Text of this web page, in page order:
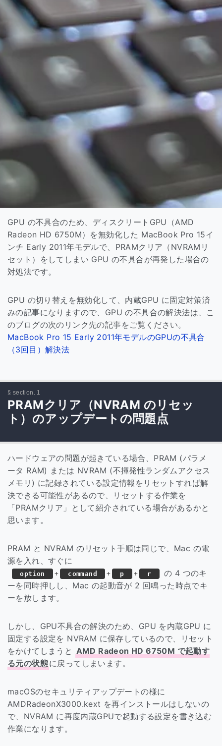
GPU の不具合のため、ディスクリートGPU（AMD
Radeon HD 6750M）を無効化した MacBook Pro 15イ
ンチ Early 2011年モデルで、PRAMクリア（NVRAMリ
セット）をしてしまい GPU の不具合が再発した場合の
対処法です。
GPU の切り替えを無効化して、内蔵GPU に固定対策済
みの記事になりますので、GPU の不具合の解決法は、こ
のブログの次のリンク先の記事をご覧ください。
MacBook Pro 15 Early 2011年モデルのGPUの不具合
（3回目）解決法
PRAMクリア（NVRAM のリセッ
ト）のアップデートの問題点
ハードウェアの問題が起きている場合、PRAM (パラメ
ータ RAM) または NVRAM (不揮発性ランダムアクセス
メモリ) に記録されている設定情報をリセットすれば解
決できる可能性があるので、リセットする作業を
「PRAMクリア」として紹介されている場合があるかと
思います。
PRAM と NVRAM のリセット手順は同じで、Mac の電
源を入れ、すぐに
option + command + p + r
の 4 つのキ
ーを同時押しし、Mac の起動音が 2 回鳴った時点でキ
ーを放します。
しかし、GPU不具合の解決のため、GPU を内蔵GPU に
固定する設定を NVRAM に保存しているので、リセット
をかけてしまうと AMD Radeon HD 6750M で起動す
る元の状態に戻ってしまいます。
macOSのセキュリティアップデートの様に
AMDRadeonX3000.kext を再インストールはしないの
で、NVRAM に再度内蔵GPUで起動する設定を書き込む
作業になります。